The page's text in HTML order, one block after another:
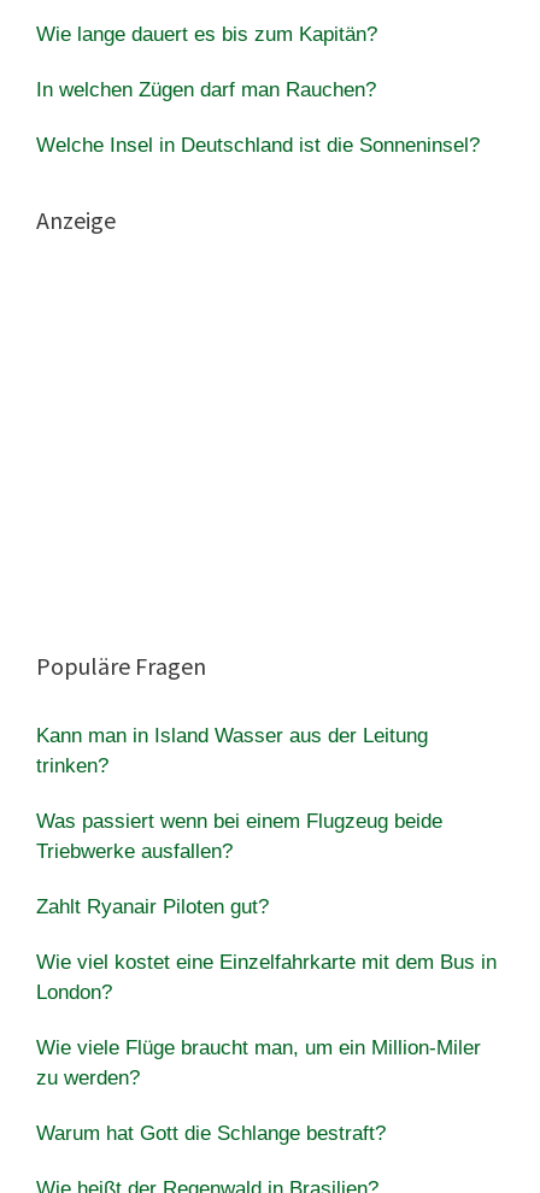
Wie lange dauert es bis zum Kapitän?
In welchen Zügen darf man Rauchen?
Welche Insel in Deutschland ist die Sonneninsel?
Anzeige
Populäre Fragen
Kann man in Island Wasser aus der Leitung
trinken?
Was passiert wenn bei einem Flugzeug beide
Triebwerke ausfallen?
Zahlt Ryanair Piloten gut?
Wie viel kostet eine Einzelfahrkarte mit dem Bus in
London?
Wie viele Flüge braucht man, um ein Million-Miler
zu werden?
Warum hat Gott die Schlange bestraft?
Wie heißt der Regenwald in Brasilien?